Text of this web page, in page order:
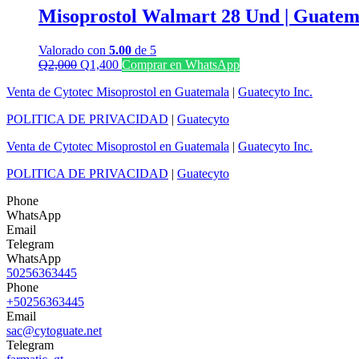
Q1,000.
es:
Q700.
Misoprostol Walmart 28 Und |
Valorado con 5.00 de 5
Q2,000 El
original
Q2,000.
Q1,400El
actual
Q1,400.
Comprar en WhatsApp
Venta de Cytotec Misoprostol en Guatemala | Guatecyto Inc.
POLITICA DE PRIVACIDAD | Guatecyto
Venta de Cytotec Misoprostol en Guatemala | Guatecyto Inc.
POLITICA DE PRIVACIDAD | Guatecyto
Phone
WhatsApp
Email
Telegram
WhatsApp
50256363445
Phone
+50256363445
Email
sac@cytoguate.net
Telegram